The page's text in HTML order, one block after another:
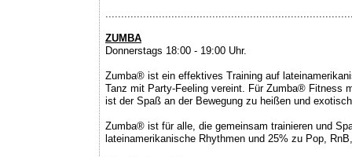
ZUMBA
Donnerstags 18:00 - 19:00 Uhr.
Zumba® ist ein effektives Training auf
Tanz mit Party-Feeling vereint. Für Zumba® Fitness
ist der Spaß an der Bewegung zu heißen und
Zumba® ist für alle, die gemeinsam trainieren und
lateinamerikanische Rhythmen und 25% zu Pop,